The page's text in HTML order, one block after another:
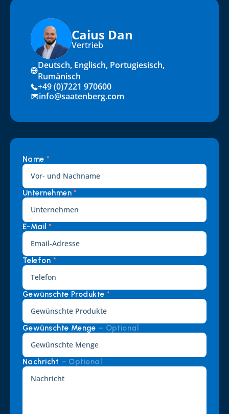
Caius Dan
Vertrieb
Deutsch, Englisch, Portugiesisch,
Rumänisch
+49 (0)7221 970600
info@saatenberg.com
Name *
Unternehmen *
E-Mail *
Telefon *
Gewünschte Produkte *
Gewünschte Menge – Optional
Nachricht – Optional